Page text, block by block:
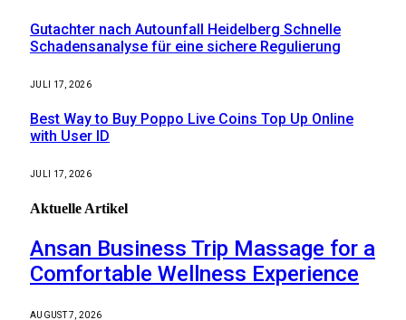
Gutachter nach Autounfall Heidelberg Schnelle
Schadensanalyse für eine sichere Regulierung
JULI 17, 2026
Best Way to Buy Poppo Live Coins Top Up Online
with User ID
JULI 17, 2026
Aktuelle Artikel
Ansan Business Trip Massage for a
Comfortable Wellness Experience
AUGUST 7, 2026